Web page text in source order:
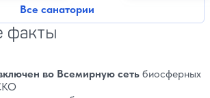
Все санатории
факты
во Всемирную сеть биосферных